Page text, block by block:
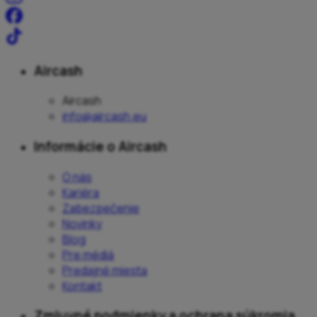
Aircash
Aircash
info@aircash.eu
Informácie o Aircash
O nás
Kariéra
Zabezpečenie
Novinky
Blog
Pre médiá
Predajné miesta
Kontakt